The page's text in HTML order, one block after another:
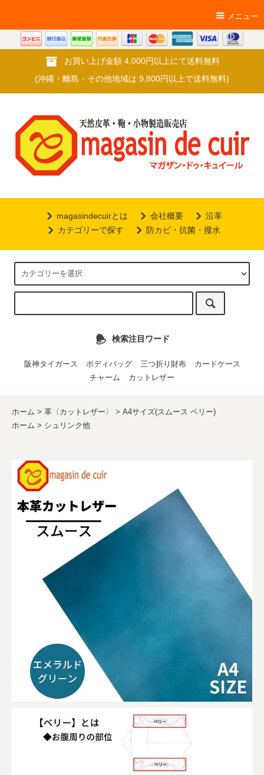
メニュー
お買い上げ金額 4,000円以上にて送料無料
(沖縄・離島・その他地域は 9,800円以上で送料無料)
magasindecuirとは 会社概要
沿革
カテゴリーで探す
防カビ・抗菌・撥水
検索注目ワード
阪神タイガース ボディバッグ 三つ折り財布
カードケース
チャーム
カットレザー
ホーム > 革〈カットレザー〉 > A4サイズ(スムース ベリー)
ホーム > シュリンク他